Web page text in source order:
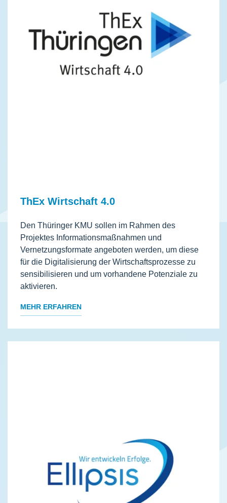
ThEx Wirtschaft 4.0
Den Thüringer KMU sollen im Rahmen des
Projektes Informationsmaßnahmen und
Vernetzungsformate angeboten werden, um diese
für die Digitalisierung der Wirtschaftsprozesse zu
sensibilisieren und um vorhandene Potenziale zu
aktivieren.
MEHR ERFAHREN